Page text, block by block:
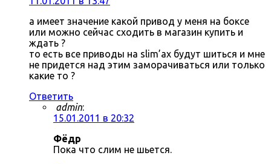
а имеет значение какой привод у меня на боксе
или можно сейчас сходить в магазин купить и
ждать ?
то есть все приводы на slim’ах будут шиться и мне
не придется над этим заморачиваться или только
какие то ?
Ответить
admin:
15.01.2011 в 20:32
Фёдр
Пока что слим не шьется.